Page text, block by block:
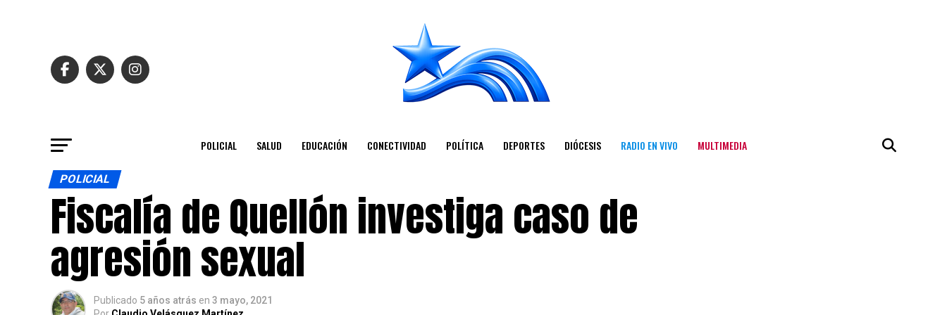
POLICIAL SALUD EDUCACIÓN CONECTIVIDAD POLÍTICA DEPORTES DIÓCESIS RADIO EN VIVO MULTIMEDIA
POLICIAL
Fiscalía de Quellón investiga caso de
agresión sexual
Publicado 5 años atrás en 3 mayo, 2021